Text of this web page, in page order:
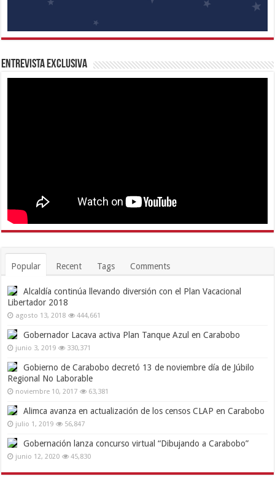
Entrevista Exclusiva
Popular Recent Tags Comments
Alcaldía continúa llevando diversión con el Plan Vacacional
Libertador 2018
agosto 13, 2018 444,661
Gobernador Lacava activa Plan Tanque Azul en Carabobo
junio 3, 2019 330,371
Gobierno de Carabobo decretó 13 de noviembre día de Júbilo
Regional No Laborable
noviembre 10, 2017 63,381
Alimca avanza en actualización de los censos CLAP en Carabobo
julio 1, 2019 56,847
Gobernación lanza concurso virtual “Dibujando a Carabobo”
junio 12, 2020 45,830